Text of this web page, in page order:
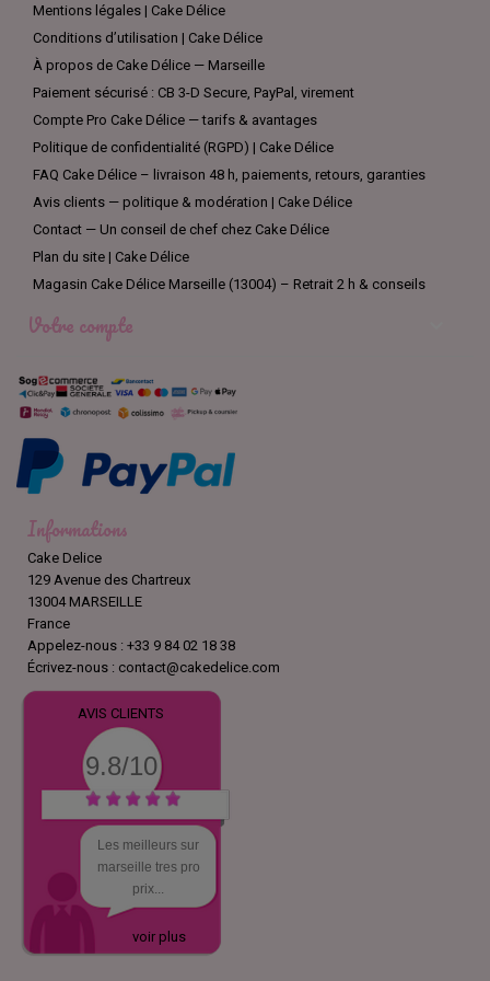
Mentions légales | Cake Délice
Conditions d’utilisation | Cake Délice
À propos de Cake Délice — Marseille
Paiement sécurisé : CB 3-D Secure, PayPal, virement
Compte Pro Cake Délice — tarifs & avantages
Politique de confidentialité (RGPD) | Cake Délice
FAQ Cake Délice – livraison 48 h, paiements, retours, garanties
Avis clients — politique & modération | Cake Délice
Contact — Un conseil de chef chez Cake Délice
Plan du site | Cake Délice
Magasin Cake Délice Marseille (13004) – Retrait 2 h & conseils
Votre compte
Informations
Cake Delice
129 Avenue des Chartreux
13004 MARSEILLE
France
Appelez-nous : +33 9 84 02 18 38
Écrivez-nous : contact@cakedelice.com
AVIS CLIENTS
9.8/10
Les meilleurs sur
marseille tres pro
prix...
voir plus